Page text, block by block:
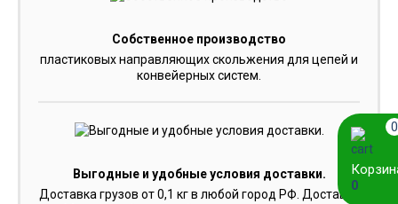
Собственное производство
пластиковых направляющих скольжения для цепей и
конвейерных систем.
Выгодные и удобные условия доставки.
Доставка грузов от 0,1 кг в любой город РФ. Доставка
0
0